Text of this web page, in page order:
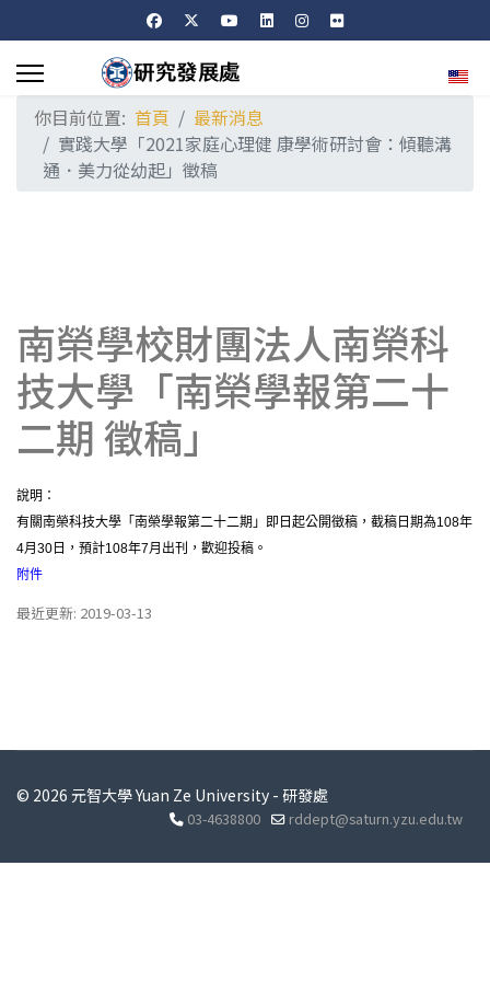
選擇
你目前位置: 首頁
最新消息
實踐大學「2021家庭心理健 康學術研討會：傾聽溝
通．美力從幼起」徵稿
南榮學校財團法人南榮科
技大學「南榮學報第二十
二期 徵稿」
說明：
有關南榮科技大學「南榮學報第二十二期」即日起公開徵稿，截稿日期為108年
4月30日，預計108年7月出刊，歡迎投稿。
附件
最近更新: 2019-03-13
© 2026 元智大學 Yuan Ze University - 研發處
03-4638800 rddept@saturn.yzu.edu.tw